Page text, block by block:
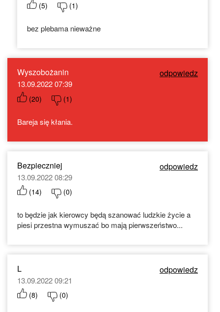
(5) (1)
bez plebama nieważne
Wyszobożanin odpowiedz
13.09.2022 07:39
(20) (1)
Bareja się kłania.
Bezpieczniej odpowiedz
13.09.2022 08:29
(14) (0)
to będzie jak kierowcy będą szanować ludzkie życie a
piesi przestna wymuszać bo mają pierwszeństwo...
L odpowiedz
13.09.2022 09:21
(8) (0)